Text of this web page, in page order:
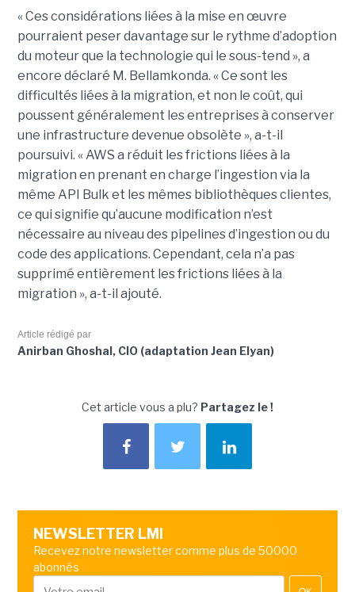
« Ces considérations liées à la mise en œuvre
pourraient peser davantage sur le rythme d’adoption
du moteur que la technologie qui le sous-tend », a
encore déclaré M. Bellamkonda. « Ce sont les
difficultés liées à la migration, et non le coût, qui
poussent généralement les entreprises à conserver
une infrastructure devenue obsolète », a-t-il
poursuivi. « AWS a réduit les frictions liées à la
migration en prenant en charge l’ingestion via la
même API Bulk et les mêmes bibliothèques clientes,
ce qui signifie qu’aucune modification n’est
nécessaire au niveau des pipelines d’ingestion ou du
code des applications. Cependant, cela n’a pas
supprimé entièrement les frictions liées à la
migration », a-t-il ajouté.
Article rédigé par
Anirban Ghoshal, CIO (adaptation Jean Elyan)
Cet article vous a plu? Partagez le !
NEWSLETTER LMI
Recevez notre newsletter comme plus de 50000
abonnés